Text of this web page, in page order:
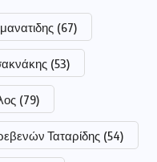
(67)
(53)
(79)
Ταταρίδης (54)